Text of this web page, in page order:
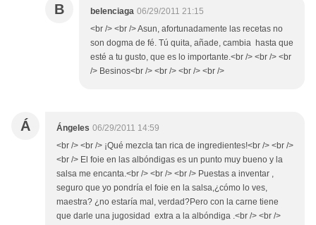
B belenciaga 06/29/2011 21:15
<br /> <br /> Asun, afortunadamente las recetas no
son dogma de fé. Tú quita, añade, cambia hasta que
esté a tu gusto, que es lo importante.<br /> <br /> <br
/> Besinos<br /> <br /> <br /> <br />
Á Ángeles 06/29/2011 14:59
<br /> <br /> ¡Qué mezcla tan rica de ingredientes!<br /> <br />
<br /> El foie en las albóndigas es un punto muy bueno y la
salsa me encanta.<br /> <br /> <br /> Puestas a inventar ,
seguro que yo pondría el foie en la salsa,¿cómo lo ves,
maestra? ¿no estaría mal, verdad?Pero con la carne tiene
que darle una jugosidad extra a la albóndiga .<br /> <br />